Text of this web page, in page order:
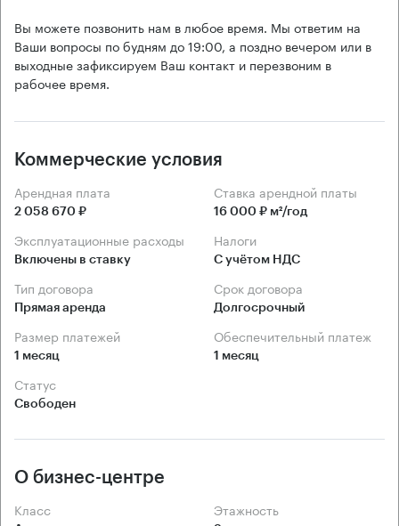
Вы можете позвонить нам в любое время. Мы ответим на
Ваши вопросы по будням до 19:00, а поздно вечером или в
выходные зафиксируем Ваш контакт и перезвоним в
рабочее время.
Коммерческие условия
Арендная плата
2 058 670 ₽
Ставка арендной платы
16 000 ₽ м²/год
Эксплуатационные расходы
Включены в ставку
Налоги
С учётом НДС
Тип договора
Прямая аренда
Срок договора
Долгосрочный
Размер платежей
1 месяц
Обеспечительный платеж
1 месяц
Статус
Свободен
О бизнес-центре
Класс Этажность